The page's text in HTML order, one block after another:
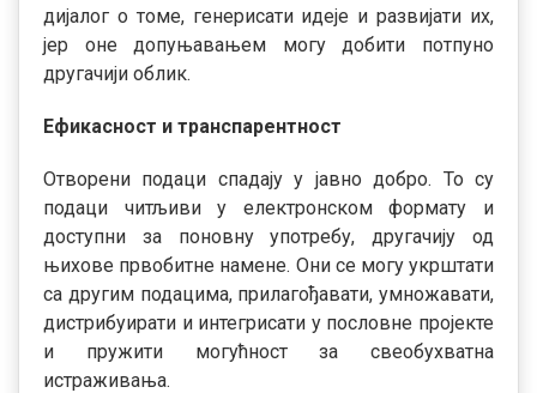
дијалог о томе, генерисати идеје и развијати их,
јер оне допуњавањем могу добити потпуно
другачији облик.
Ефикасност и транспарентност
Отворени подаци спадају у јавно добро. То су
подаци читљиви у електронском формату и
доступни за поновну употребу, другачију од
њихове првобитне намене. Они се могу укрштати
са другим подацима, прилагођавати, умножавати,
дистрибуирати и интегрисати у пословне пројекте
и пружити могућност за свеобухватна
истраживања.